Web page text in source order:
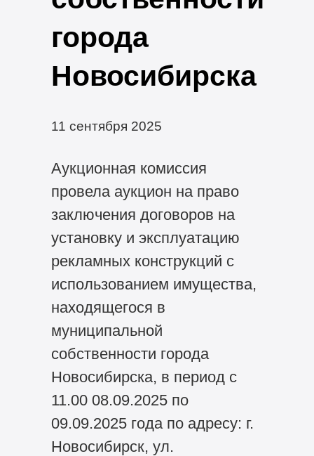
города
Новосибирска
11 сентября 2025
Аукционная комиссия
провела аукцион на право
заключения договоров на
установку и эксплуатацию
рекламных конструкций с
использованием имущества,
находящегося в
муниципальной
собственности города
Новосибирска, в период с
11.00 08.09.2025 по
09.09.2025 года по адресу: г.
Новосибирск, ул.